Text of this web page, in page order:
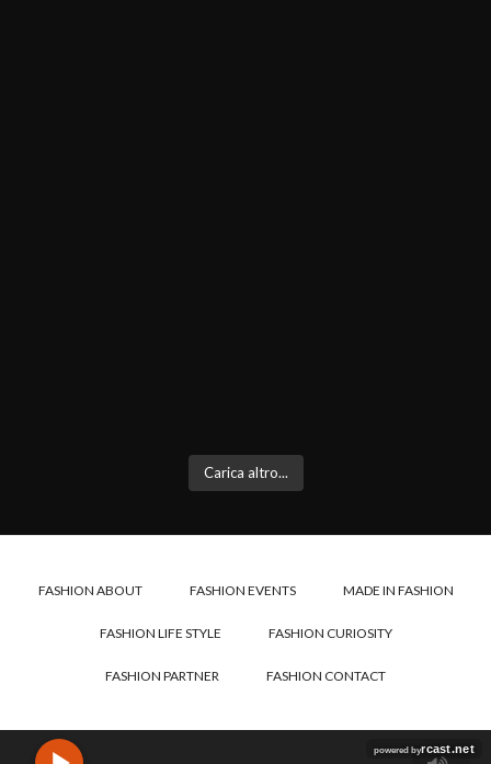
Carica altro...
FASHION ABOUT FASHION EVENTS MADE IN FASHION
FASHION LIFE STYLE FASHION CURIOSITY
FASHION PARTNER FASHION CONTACT